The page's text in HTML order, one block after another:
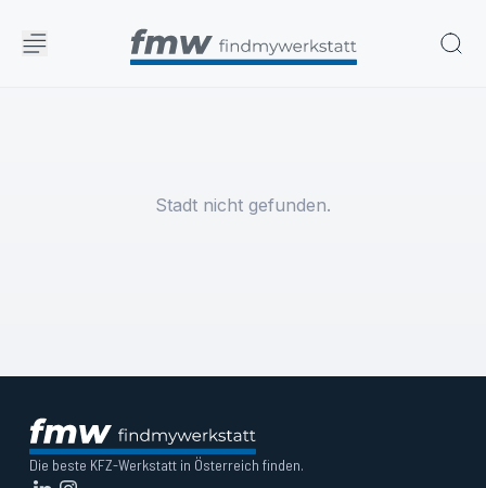
Stadt nicht gefunden.
Die beste KFZ-Werkstatt in Österreich finden.